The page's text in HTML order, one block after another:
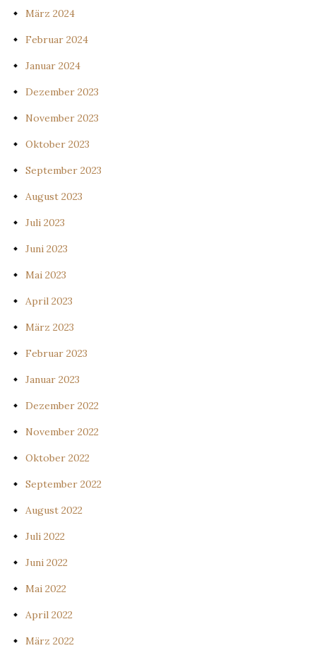
März 2024
Februar 2024
Januar 2024
Dezember 2023
November 2023
Oktober 2023
September 2023
August 2023
Juli 2023
Juni 2023
Mai 2023
April 2023
März 2023
Februar 2023
Januar 2023
Dezember 2022
November 2022
Oktober 2022
September 2022
August 2022
Juli 2022
Juni 2022
Mai 2022
April 2022
März 2022